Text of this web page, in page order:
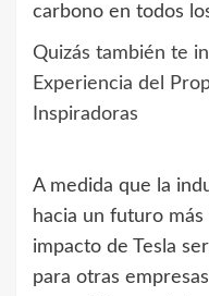
carbono en todos
Quizás también te
Experiencia del
Inspiradoras
A medida que la
hacia un futuro
impacto de Tesla
para otras